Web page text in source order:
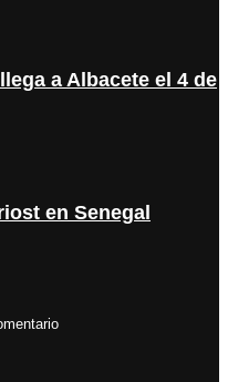
a Albacete el 4 de
en Senegal